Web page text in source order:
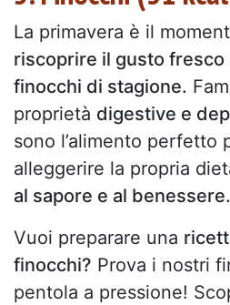
La primavera è il
riscoprire il gusto fresco
finocchi di stagione.
proprietà digestive e
sono l’alimento perfetto
alleggerire la propria
al sapore e al benessere.
Vuoi preparare una
finocchi? Prova i nostri
pentola a pressione!